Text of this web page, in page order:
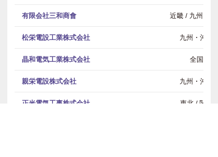
有限会社三和商會 近畿 / 九州・沖
松栄電設工業株式会社 九州・沖縄
晶和電気工業株式会社 全国
親栄電設株式会社 九州・沖縄
正光電気工事株式会社 東北 / 関東